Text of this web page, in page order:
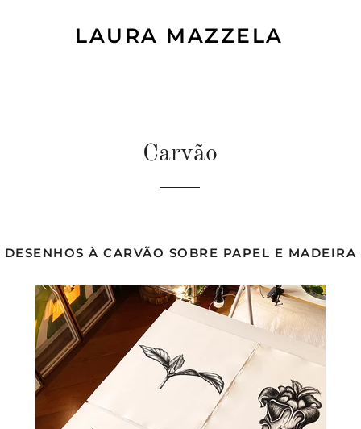
LAURA MAZZELA
Carvão
DESENHOS À CARVÃO SOBRE PAPEL E MADEIRA